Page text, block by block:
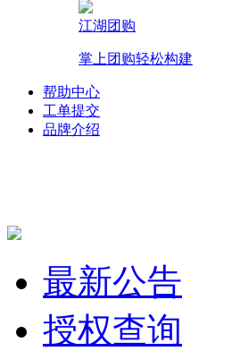
江湖团购
掌上团购轻松构建
帮助中心
工单提交
品牌介绍
最新公告
授权查询